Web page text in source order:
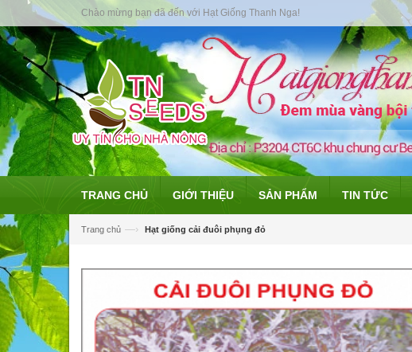
Chào mừng bạn đã đến với Hạt Giống Thanh Nga!
TRANG CHỦ GIỚI THIỆU SẢN PHẨM TIN TỨC
Trang chủ —› Hạt giống cải đuôi phụng đỏ